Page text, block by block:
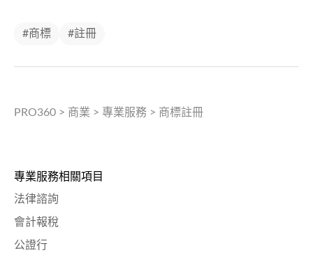
#商標 #註冊
PRO360 > 商業 > 專業服務 > 商標註冊
專業服務相關項目
法律諮詢
會計報稅
公證行